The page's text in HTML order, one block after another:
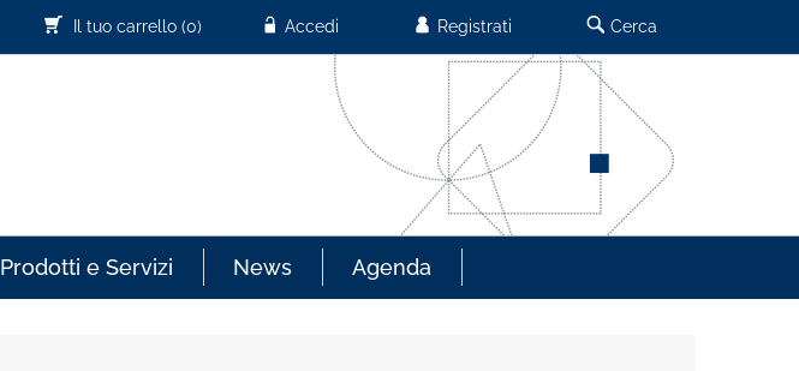
Cerca
Registrati
Accedi
Il tuo carrello (0)
Prodotti e Servizi News Agenda